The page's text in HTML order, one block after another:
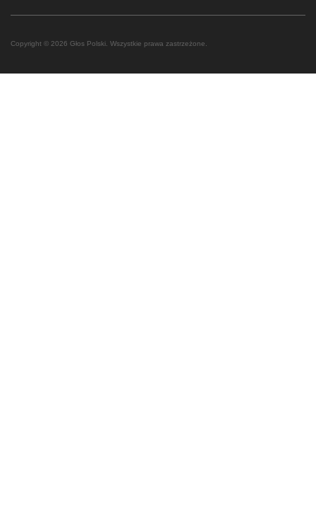
Copyright © 2026 Głos Polski. Wszystkie prawa zastrzeżone.